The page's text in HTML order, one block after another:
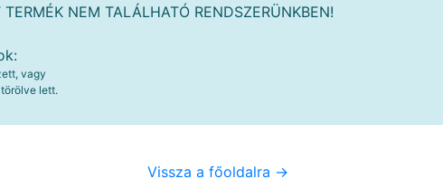
TERMÉK NEM TALÁLHATÓ RENDSZERÜNKBEN!
vagy
lett.
Vissza a főoldalra ->